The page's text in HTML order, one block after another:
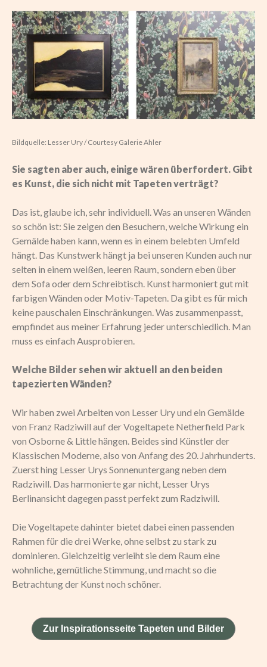
Bildquelle: Lesser Ury / Courtesy Galerie Ahler
Sie sagten aber auch, einige wären überfordert. Gibt
es Kunst, die sich nicht mit Tapeten verträgt?
Das ist, glaube ich, sehr individuell. Was an unseren Wänden
so schön ist: Sie zeigen den Besuchern, welche Wirkung ein
Gemälde haben kann, wenn es in einem belebten Umfeld
hängt. Das Kunstwerk hängt ja bei unseren Kunden auch nur
selten in einem weißen, leeren Raum, sondern eben über
dem Sofa oder dem Schreibtisch. Kunst harmoniert gut mit
farbigen Wänden oder Motiv-Tapeten. Da gibt es für mich
keine pauschalen Einschränkungen. Was zusammenpasst,
empfindet aus meiner Erfahrung jeder unterschiedlich. Man
muss es einfach Ausprobieren.
Welche Bilder sehen wir aktuell an den beiden
tapezierten Wänden?
Wir haben zwei Arbeiten von Lesser Ury und ein Gemälde
von Franz Radziwill auf der Vogeltapete Netherfield Park
von Osborne & Little hängen. Beides sind Künstler der
Klassischen Moderne, also von Anfang des 20. Jahrhunderts.
Zuerst hing Lesser Urys Sonnenuntergang neben dem
Radziwill. Das harmonierte gar nicht, Lesser Urys
Berlinansicht dagegen passt perfekt zum Radziwill.
Die Vogeltapete dahinter bietet dabei einen passenden
Rahmen für die drei Werke, ohne selbst zu stark zu
dominieren. Gleichzeitig verleiht sie dem Raum eine
wohnliche, gemütliche Stimmung, und macht so die
Betrachtung der Kunst noch schöner.
Zur Inspirationsseite Tapeten und Bilder